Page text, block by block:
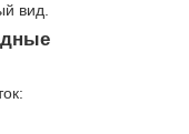
вид.